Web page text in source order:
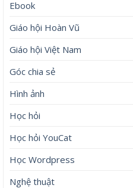
Ebook
Giáo hội Hoàn Vũ
Giáo hội Việt Nam
Góc chia sẻ
Hình ảnh
Học hỏi
Học hỏi YouCat
Học Wordpress
Nghệ thuật